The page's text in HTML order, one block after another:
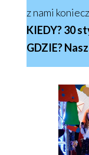
z nami
KIEDY? 30
GDZIE?